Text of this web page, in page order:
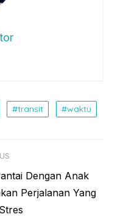
transit waktu
Dengan Anak
Perjalanan Yang